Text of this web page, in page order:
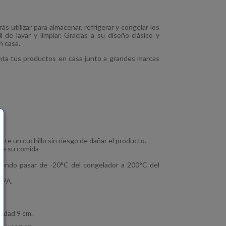
utilizar para almacenar, refrigerar y congelar los
lavar y limpiar. Gracias a su diseño clásico y
casa.
tus productos en casa junto a grandes marcas
un cuchillo sin riesgo de dañar el producto.
su comida
pasar de -20°C del congelador a 200°C del
9 cm.